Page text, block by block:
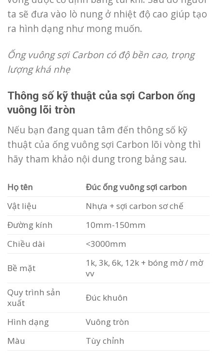
ta sẽ đưa vào lò nung ở nhiệt độ cao giúp tạo
ra hình dạng như mong muốn.
Ống vuông sợi Carbon có độ bền cao, trọng
lượng khá nhẹ
Thông số kỹ thuật của sợi Carbon ống
vuông lõi tròn
Nếu bạn đang quan tâm đến thông số kỹ
thuật của ống vuông sợi Carbon lõi vòng thì
hãy tham khảo nội dung trong bảng sau.
Họ tên
Đúc ống vuông sợi carbon
Vật liệu
Nhựa + sợi carbon sơ chế
Đường kính
10mm-150mm
Chiều dài
<3000mm
Bề mặt
1k, 3k, 6k, 12k + bóng mờ / mờ
vv
Quy trình sản
xuất
Đúc khuôn
Hình dạng
Vuông tròn
Màu
Tùy chỉnh